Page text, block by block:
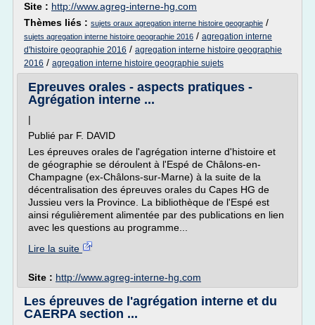
Site : http://www.agreg-interne-hg.com
Thèmes liés : sujets oraux agregation interne histoire geographie /
sujets agregation interne histoire geographie 2016 / agregation interne
d'histoire geographie 2016 / agregation interne histoire geographie
2016 / agregation interne histoire geographie sujets
Epreuves orales - aspects pratiques -
Agrégation interne ...
|
Publié par F. DAVID
Les épreuves orales de l'agrégation interne d'histoire et
de géographie se déroulent à l'Espé de Châlons-en-
Champagne (ex-Châlons-sur-Marne) à la suite de la
décentralisation des épreuves orales du Capes HG de
Jussieu vers la Province. La bibliothèque de l'Espé est
ainsi régulièrement alimentée par des publications en lien
avec les questions au programme...
Lire la suite
Site : http://www.agreg-interne-hg.com
Les épreuves de l'agrégation interne et du
CAERPA section ...